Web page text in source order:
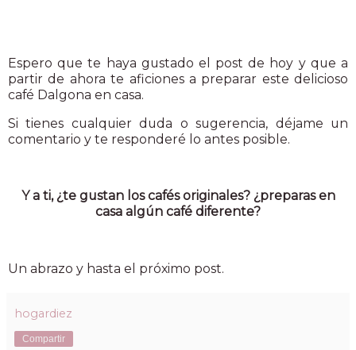
Espero que te haya gustado el post de hoy y que a
partir de ahora te aficiones a preparar este delicioso
café Dalgona en casa.
Si tienes cualquier duda o sugerencia, déjame un
comentario y te responderé lo antes posible.
Y a ti, ¿te gustan los cafés originales? ¿preparas en
casa algún café diferente?
Un abrazo y hasta el próximo post.
hogardiez
Compartir